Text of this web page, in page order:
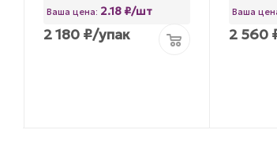
Ваша цена: 2.18 ₽/шт
2 180₽/упак
Ваша
2 560